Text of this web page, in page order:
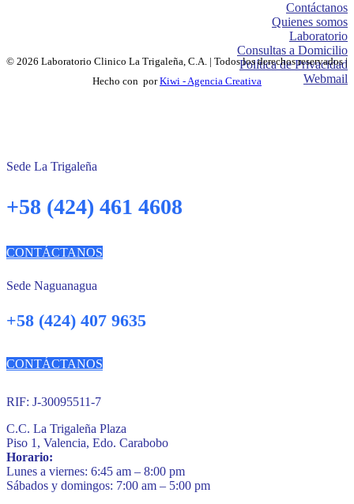
Contáctanos
Quienes somos
Laboratorio
Consultas a Domicilio
Política de Privacidad
Webmail
© 2026 Laboratorio Clinico La Trigaleña, C.A. | Todos los derechos reservados |
Hecho con porKiwi - Agencia Creativa
Sede La Trigaleña
+58 (424) 461 4608
CONTÁCTANOS
Sede Naguanagua
+58 (424) 407 9635
CONTÁCTANOS
RIF: J-30095511-7
C.C. La Trigaleña Plaza
Piso 1, Valencia, Edo. Carabobo
Horario:
Lunes a viernes: 6:45 am – 8:00 pm
Sábados y domingos: 7:00 am – 5:00 pm